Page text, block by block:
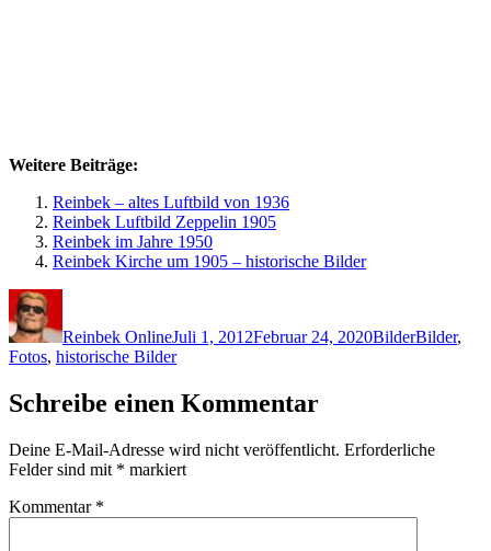
Weitere Beiträge:
Reinbek – altes Luftbild von 1936
Reinbek Luftbild Zeppelin 1905
Reinbek im Jahre 1950
Reinbek Kirche um 1905 – historische Bilder
Reinbek OnlineJuli 1, 2012Februar 24, 2020BilderBilder,
Fotos, historische Bilder
Schreibe einen Kommentar
Deine E-Mail-Adresse wird nicht veröffentlicht. Erforderliche
Felder sind mit * markiert
Kommentar *